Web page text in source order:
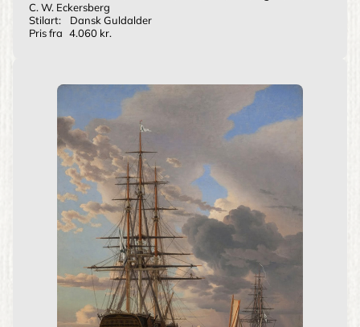
C. W. Eckersberg
Stilart:
Dansk Guldalder
Pris fra 4.060 kr.